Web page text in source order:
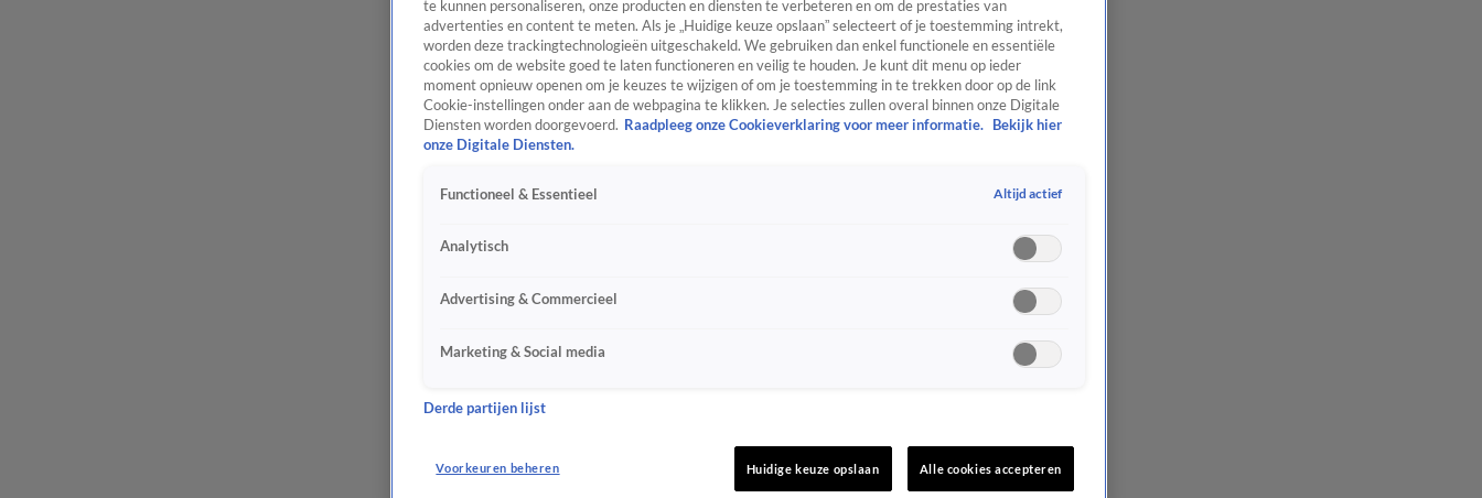
te kunnen personaliseren, onze producten en diensten te verbeteren en om de prestaties van
advertenties en content te meten. Als je „Huidige keuze opslaan” selecteert of je toestemming intrekt,
worden deze trackingtechnologieën uitgeschakeld. We gebruiken dan enkel functionele en essentiële
cookies om de website goed te laten functioneren en veilig te houden. Je kunt dit menu op ieder
moment opnieuw openen om je keuzes te wijzigen of om je toestemming in te trekken door op de link
Cookie-instellingen onder aan de webpagina te klikken. Je selecties zullen overal binnen onze Digitale
Diensten worden doorgevoerd. Raadpleeg onze Cookieverklaring voor meer informatie.
Bekijk hier
onze Digitale Diensten.
Functioneel & Essentieel Altijd actief
Analytisch
Advertising & Commercieel
Marketing & Social media
Derde partijen lijst
Voorkeuren beheren Huidige keuze opslaan Alle cookies accepteren